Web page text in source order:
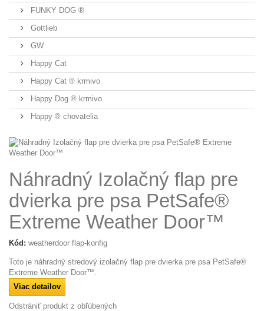
FUNKY DOG ®
Gottlieb
GW
Happy Cat
Happy Cat ® krmivo
Happy Dog ® krmivo
Happy ® chovatelia
Náhradný Izolačný flap pre
dvierka pre psa PetSafe®
Extreme Weather Door™
Kód: weatherdoor flap-konfig
Toto je náhradný stredový izolačný flap pre dvierka pre psa PetSafe®
Extreme Weather Door™.
Viac detailov
Odstrániť produkt z obľúbených